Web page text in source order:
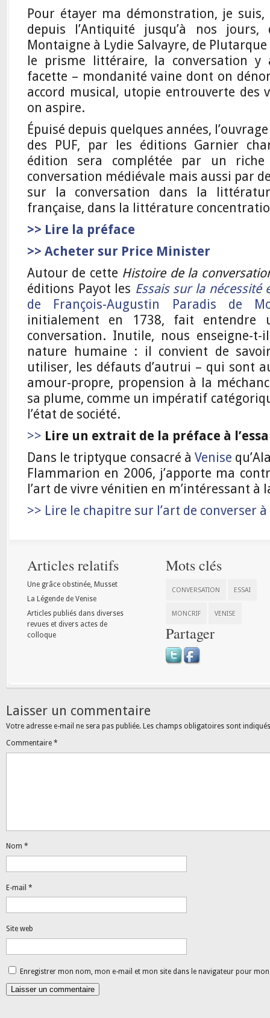
Pour étayer ma démonstration, je
depuis l’Antiquité jusqu’à nos
Montaigne à Lydie Salvayre, de
le prisme littéraire, la conversation y
facette – mondanité vaine dont on
accord musical, utopie entrouverte des
on aspire.
Épuisé depuis quelques années,
des PUF, par les éditions Garnier
édition sera complétée par un
conversation médiévale mais aussi par
sur la conversation dans la
française, dans la littérature
>> Lire la préface
>> Acheter sur Price Minister
Autour de cette Histoire de la
éditions Payot les Essais sur la
de François-Augustin Paradis de
initialement en 1738, fait entendre
conversation. Inutile, nous enseigne-
nature humaine : il convient de
utiliser, les défauts d’autrui – qui sont
amour-propre, propension à la
sa plume, comme un impératif
l’état de société.
>> Lire un extrait de la préface à
Dans le triptyque consacré à Venise
Flammarion en 2006, j’apporte ma
l’art de vivre vénitien en m’intéressant à
>> Lire le chapitre sur l’art de converser à
Articles relatifs
Une grâce obstinée, Musset
La Légende de Venise
Articles publiés dans diverses
revues et divers actes de
colloque
Mots clés
CONVERSATION ESSAI
MONCRIF VENISE
Partager
Laisser un commentaire
Votre adresse e-mail ne sera pas publiée. Les champs obligatoires sont
Commentaire *
Nom *
E-mail *
Site web
Enregistrer mon nom, mon e-mail et mon site dans le navigateur pour